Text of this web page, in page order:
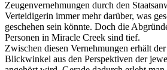
Zeugenvernehmungen durch den
Verteidigerin immer mehr darüber, was
geschehen sein könnte. Doch die
Personen in Miracle Creek sind tief.
Zwischen diesen Vernehmungen erhält
Blickwinkel aus den Perspektiven der